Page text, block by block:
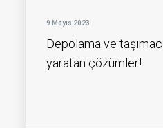
9 Mayıs 2023
Depolama ve
yaratan çözümler!